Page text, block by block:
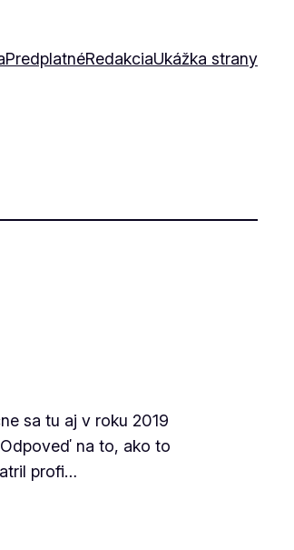
PredplatnéRedakciaUkážka strany
sa tu aj v roku 2019
na to, ako to
profi…